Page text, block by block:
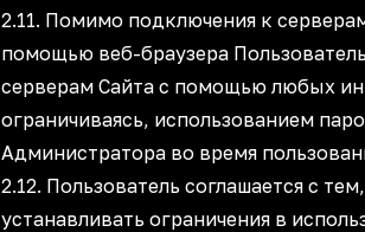
2.11. Помимо подключения к
помощью веб-браузера
серверам Сайта с помощью любых
ограничиваясь, использованием
Администратора во время
2.12. Пользователь соглашается с
устанавливать ограничения в